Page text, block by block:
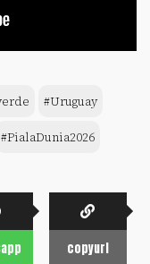
#Uruguay
#PialaDunia2026
copyurl